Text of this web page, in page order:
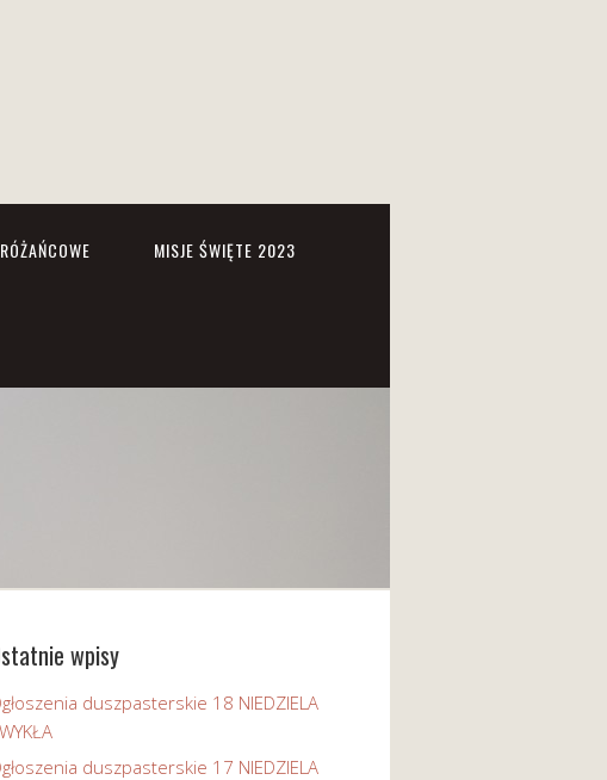
MISJE ŚWIĘTE 2023
wpisy
duszpasterskie 18 NIEDZIELA
duszpasterskie 17 NIEDZIELA